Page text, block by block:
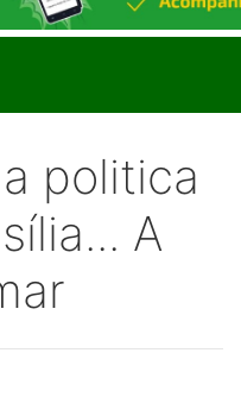
politica
A